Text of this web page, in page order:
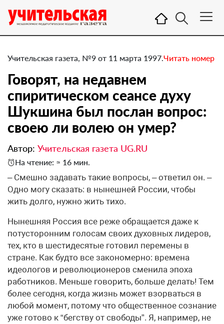
Учительская газета, №9 от 11 марта 1997.Читать номер
Говорят, на недавнем
спиритическом сеансе духу
Шукшина был послан вопрос:
своею ли волею он умер?
Автор: Учительская газета UG.RU
На чтение: ≈ 16 мин.
– Смешно задавать такие вопросы, – ответил он. –
Одно могу сказать: в нынешней России, чтобы
жить долго, нужно жить тихо.
Нынешняя Россия все реже обращается даже к
потусторонним голосам своих духовных лидеров,
тех, кто в шестидесятые готовил перемены в
стране. Как будто все закономерно: времена
идеологов и революционеров сменила эпоха
работников. Меньше говорить, больше делать! Тем
более сегодня, когда жизнь может взорваться в
любой момент, потому что общественное сознание
уже готово к “бегству от свободы”. Я, например, не